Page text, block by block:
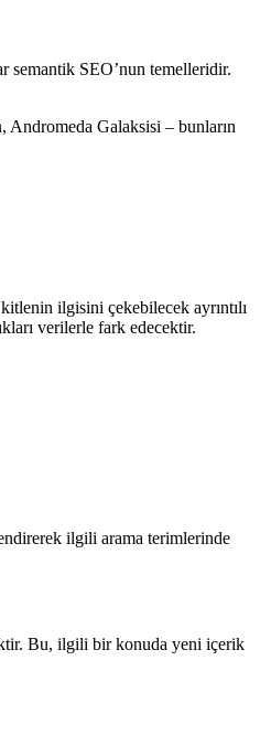
semantik SEO’nun temelleridir.
Galaksisi – bunların
ilgisini çekebilecek ayrıntılı
verilerle fark edecektir.
ilgili arama terimlerinde
Bu, ilgili bir konuda yeni içerik